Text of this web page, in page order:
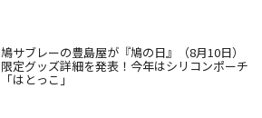
鳩サブレーの豊島屋が『鳩の日』（8月10日）
限定グッズ詳細を発表！今年はシリコンポーチ
「はとっこ」